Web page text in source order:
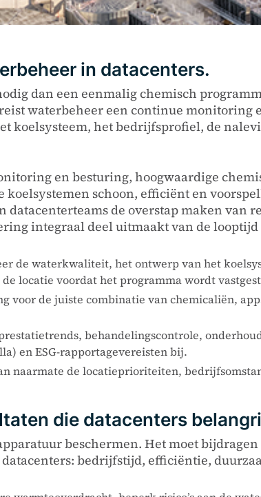
in datacenters.
dan een eenmalig chemisch
waterbeheer een continue monitoring
koelsysteem, het bedrijfsprofiel, de
en besturing, hoogwaardige
schoon, efficiënt en
de overstap maken van
integraal deel uitmaakt van de
de waterkwaliteit, het ontwerp van het
locatie voordat het programma wordt
voor de juiste combinatie van chemicaliën,
behandelingscontrole,
en ESG-rapportagevereisten bij.
naarmate de locatieprioriteiten,
die datacenters
beschermen. Het moet
bedrijfstijd, efficiëntie,